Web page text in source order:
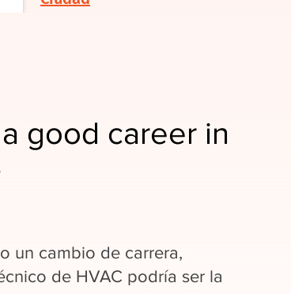
good career in
un cambio de carrera,
de HVAC podría ser la